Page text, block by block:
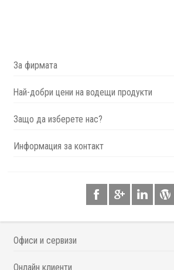
За фирмата
Най-добри цени на водещи продукти
Защо да изберете нас?
Информация за контакт
Офиси и сервизи
Онлайн клиенти